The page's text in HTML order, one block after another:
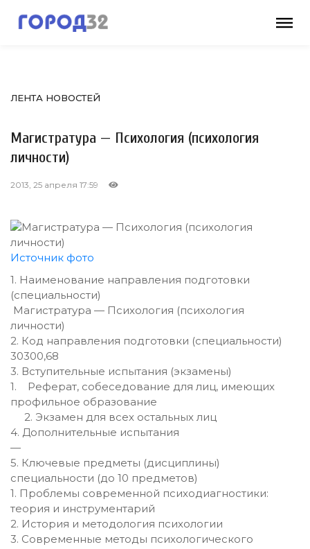
ЛЕНТА НОВОСТЕЙ
Магистратура — Психология (психология
личности)
2013, 25 апреля 17:59
Источник фото
1. Наименование направления подготовки
(специальности)
Магистратура — Психология (психология
личности)
2. Код направления подготовки (специальности)
30300,68
3. Вступительные испытания (экзамены)
1. Реферат, собеседование для лиц, имеющих
профильное образование
2. Экзамен для всех остальных лиц
4. Дополнительные испытания
—
5. Ключевые предметы (дисциплины)
специальности (до 10 предметов)
1. Проблемы современной психодиагностики:
теория и инструментарий
2. История и методология психологии
3. Современные методы психологического